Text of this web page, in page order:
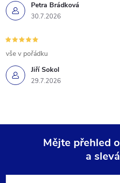
Petra Brádková
30.7.2026
Jiří Sokol
29.7.2026
vše v pořádku
Mějte přehled
a